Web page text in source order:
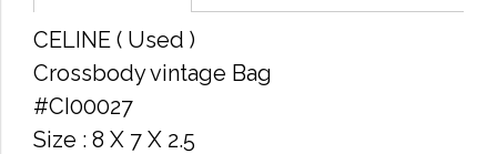
CELINE ( Used )
Crossbody vintage Bag
#CI00027
Size : 8 X 7 X 2.5